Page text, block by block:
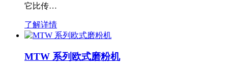
它比传…
了解详情
MTW 系列欧式磨粉机